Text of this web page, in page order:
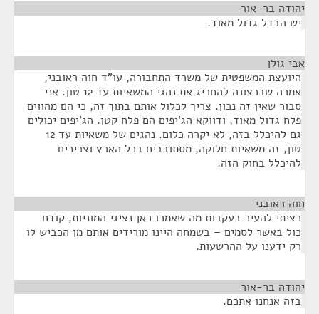
יהודה בר-אור
יש הבדל גדול מאוד.
אבי גולן
היועצת המשפטית של משרד התחבורה, עו"ד חוה ראובני,
אמרה שברצונה להחריג את נהגי המשאיות עד 12 טון. אני
סבור שאין זה נכון. צריך לכלול אותם בתוך זה, כי הם מהווים
פלח גדול מאוד, ודווקא הג'יפים הם פלח קטן. הג'יפים יכולים
גם להיכלל בזה, לא יקרה כלום. נהגים של משאיות עד 12
טון, זה משאיות חלוקה, מסתובבים בכל הארץ וצריכים
להיכלל בחוק הזה.
חוה ראובני
רציתי להעיר בעקבות מה שאמרו כאן נציגי המוניות, קודם
כול באשר לסמים – בשמחה היינו מורידים אותם מן הכביש לו
רק ידענו על ההרשעות.
יהודה בר-אור
בזה אנחנו אתכם.